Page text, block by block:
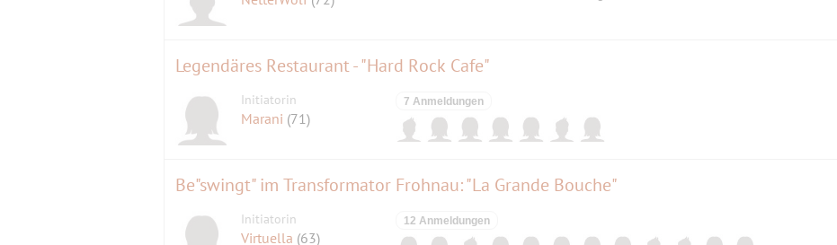
Legendäres Restaurant - "Hard Rock Cafe"
Initiatorin
Marani (71)
7 Anmeldungen
Be"swingt" im Transformator Frohnau: "La Grande Bouche"
Initiatorin
Virtuella (63)
12 Anmeldungen